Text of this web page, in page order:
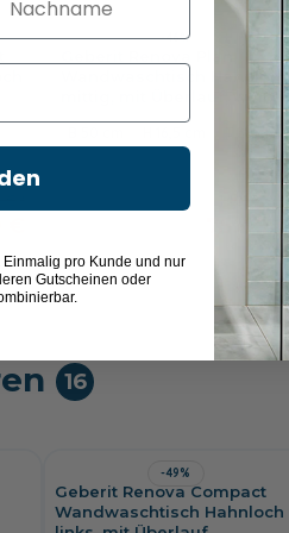
-46%
Wandwaschtisch Hahnloch
38 cm
75,49 €
16
-49%
Geberit Renova Compact
Wandwaschtisch Hahnloch
pro Kunde und nur
Gutscheinen oder